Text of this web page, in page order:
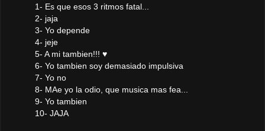
1- Es que esos 3 ritmos fatal...
2- jaja
3- Yo depende
4- jeje
5- A mi tambien!!! ♥
6- Yo tambien soy demasiado impulsiva
7- Yo no
8- MAe yo la odio, que musica mas fea...
9- Yo tambien
10- JAJA